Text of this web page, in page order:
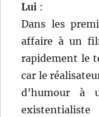
Lui :
Dans les
affaire à un
rapidement le
car le
d’humour à